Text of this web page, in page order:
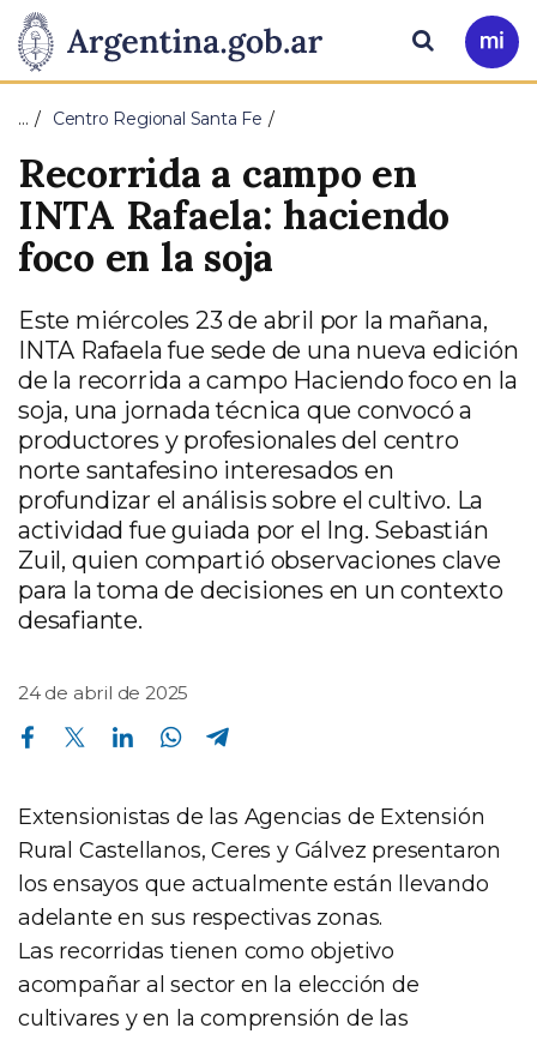
Presidencia
de
la
Nación
Pasar al contenido principal
Ir
a
Buscar
… Centro Regional Santa Fe
Recorrida a campo en
INTA Rafaela: haciendo
foco en la soja
Este miércoles 23 de abril por la mañana,
INTA Rafaela fue sede de una nueva edición
de la recorrida a campo Haciendo foco en la
soja, una jornada técnica que convocó a
productores y profesionales del centro
norte santafesino interesados en
profundizar el análisis sobre el cultivo. La
actividad fue guiada por el Ing. Sebastián
Zuil, quien compartió observaciones clave
para la toma de decisiones en un contexto
desafiante.
24 de abril de 2025
Compartir en Facebook Compartir en Twitter Compartir en Linkedin Compartir en Whatsapp
Extensionistas de las Agencias de Extensión
Rural Castellanos, Ceres y Gálvez presentaron
los ensayos que actualmente están llevando
adelante en sus respectivas zonas.
Las recorridas tienen como objetivo
acompañar al sector en la elección de
cultivares y en la comprensión de las